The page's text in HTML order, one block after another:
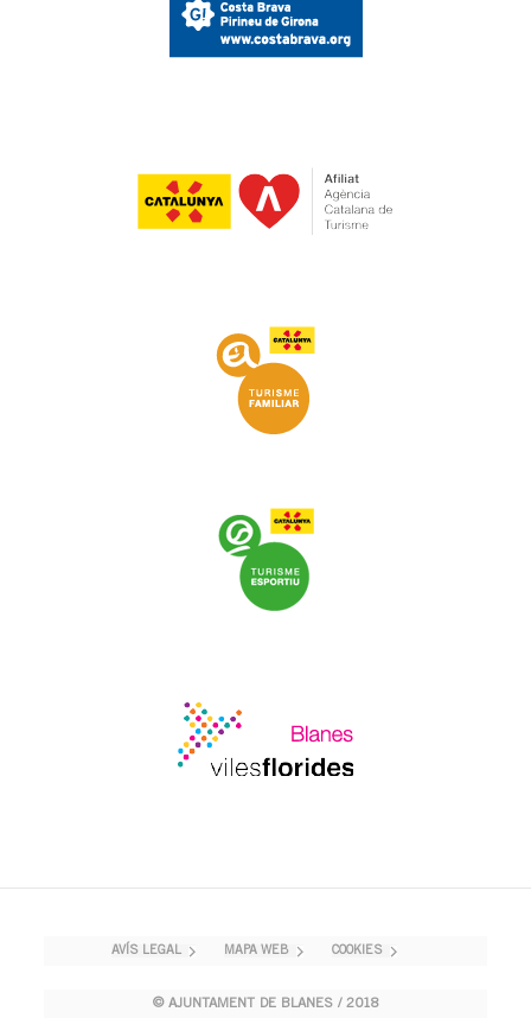
AVÍS LEGAL MAPA WEB COOKIES
© AJUNTAMENT DE BLANES / 2018